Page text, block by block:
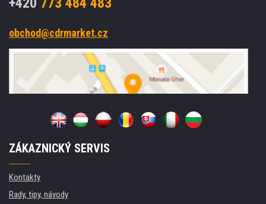
obchod@cdrmarket.cz
ZÁKAZNICKÝ SERVIS
Kontakty
Rady, tipy, návody